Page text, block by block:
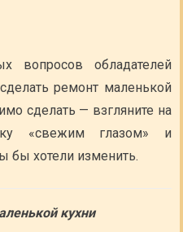
вопросов обладателей
ремонт маленькой
сделать — взгляните на
«свежим глазом» и
бы хотели изменить.
кухни